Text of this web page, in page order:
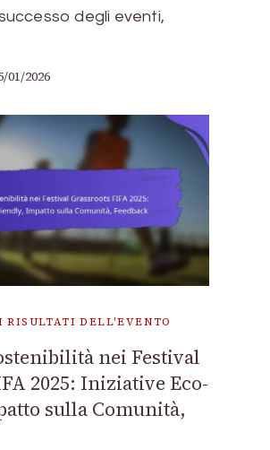
degli eventi,
01/2026
RISULTATI DELL'EVENTO
nei Festival
2025: Iniziative Eco-
sulla Comunità,